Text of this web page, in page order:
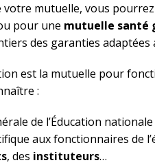
votre mutuelle, vous
pour une mutuelle santé
des garanties adaptées
est la mutuelle pour
:
de l’Éducation
aux fonctionnaires de
, des instituteurs…